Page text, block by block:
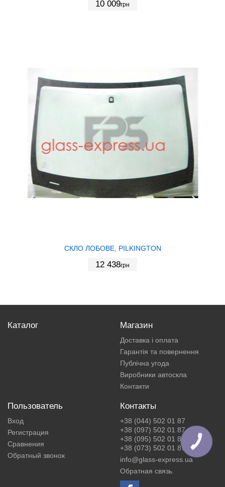
10 009грн
СКЛО ЛОБОВЕ, PILKINGTON
12 438грн
Каталог Магазин
Доставка і оплата
Гарантія та повернення
Публічна угода
Виробники автоскла
Контакти
Пользователь
Вход
Регистрация
Сравнения
Обратный звонок
Контакты
+38 (044) 502 01 87
+38 (097) 502 01 87
+38 (095) 502 01 87
+38 (073) 502 01 87
info@glass-express.ua
Обратная связь
КНОПКА
ЗВ'ЯЗКУ